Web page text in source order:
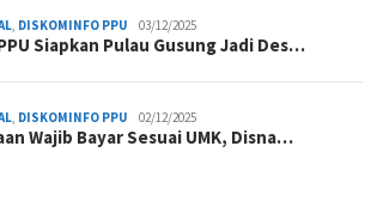
DISKOMINFO PPU 03/12/2025
Siapkan Pulau Gusung Jadi Des…
DISKOMINFO PPU 02/12/2025
Wajib Bayar Sesuai UMK, Disna…